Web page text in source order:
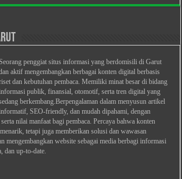
penggiat situs informasi yang berdomisili di Garut
aktif mengembangkan berbagai konten digital berbasis
dan kebutuhan pembaca. Memiliki minat besar di bidang
publik, finansial, otomotif, serta tren digital yang
berkembang.Berpengalaman dalam menyusun artikel
SEO-friendly, dan mudah dipahami, dengan
nilai manfaat bagi pembaca. Percaya bahwa konten
tetapi juga memberikan solusi dan wawasan
mengembangkan website sebagai media berbagi informasi
dan up-to-date.